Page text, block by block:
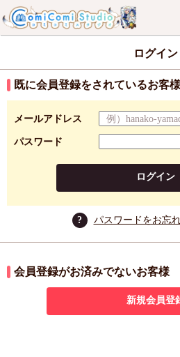
ログイン
既に会員登録をされているお客様
メールアドレス
パスワード
ログイン
? パスワードをお忘
会員登録がお済みでないお客様
新規会員登